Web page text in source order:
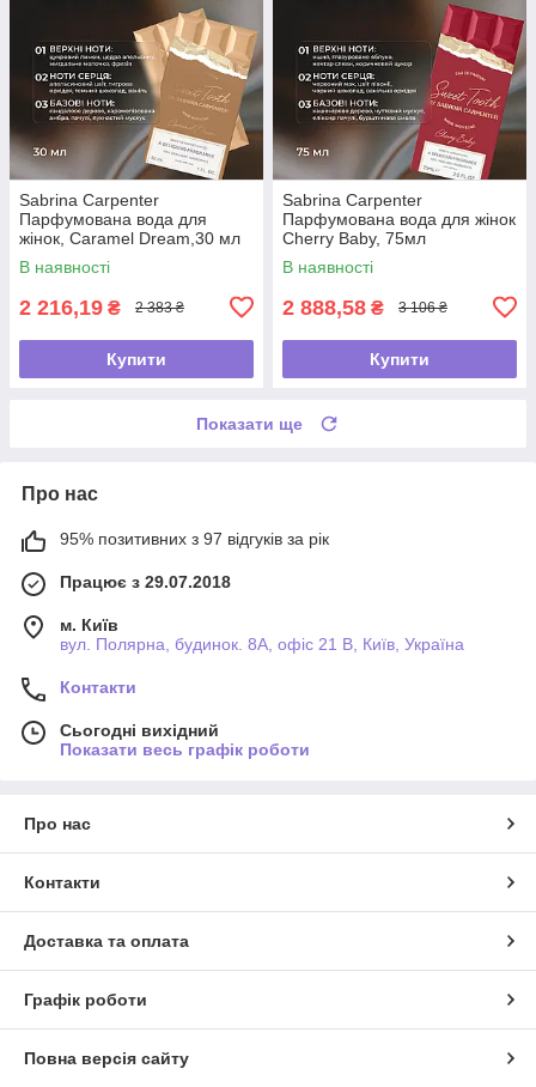
Sabrina Carpenter
Парфумована вода для
жінок, Caramel Dream,30 мл
В наявності
2 216,19 ₴ 2 383 ₴
Купити
Sabrina Carpenter
Парфумована вода для жінок
Cherry Baby, 75мл
В наявності
2 888,58 ₴ 3 106 ₴
Купити
Показати ще
Про нас
95% позитивних з 97 відгуків за рік
Працює з 29.07.2018
м. Київ
вул. Полярна, будинок. 8А, офіс 21 В, Київ, Україна
Контакти
Сьогодні вихідний
Показати весь графік роботи
Про нас
Контакти
Доставка та оплата
Графік роботи
Повна версія сайту